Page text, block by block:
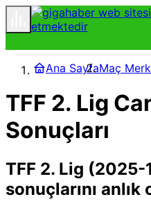
Ana SayfaMaç
TFF 2. Lig
Sonuçları
TFF 2. Lig
sonuçlarını